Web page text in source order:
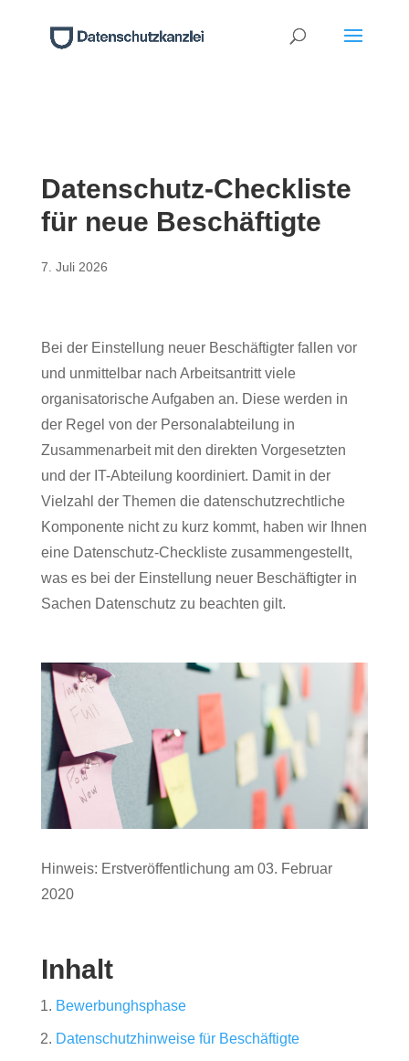
Datenschutz-Checkliste
für neue Beschäftigte
7. Juli 2026
Bei der Einstellung neuer Beschäftigter fallen vor
und unmittelbar nach Arbeitsantritt viele
organisatorische Aufgaben an. Diese werden in
der Regel von der Personalabteilung in
Zusammenarbeit mit den direkten Vorgesetzten
und der IT-Abteilung koordiniert. Damit in der
Vielzahl der Themen die datenschutzrechtliche
Komponente nicht zu kurz kommt, haben wir Ihnen
eine Datenschutz-Checkliste zusammengestellt,
was es bei der Einstellung neuer Beschäftigter in
Sachen Datenschutz zu beachten gilt.
Hinweis: Erstveröffentlichung am 03. Februar
2020
Inhalt
Bewerbunghsphase
Datenschutzhinweise für Beschäftigte